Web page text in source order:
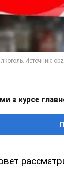
в курсе